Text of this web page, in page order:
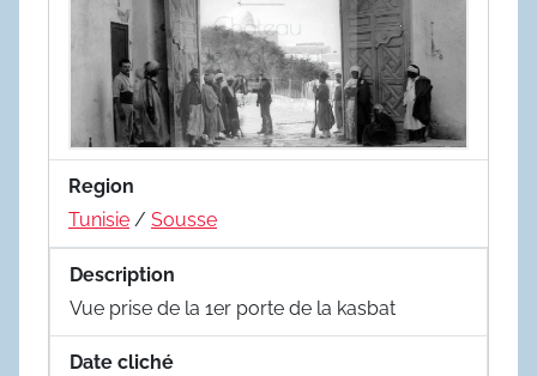
Region
Tunisie / Sousse
Description
Vue prise de la 1er porte de la kasbat
Date cliché